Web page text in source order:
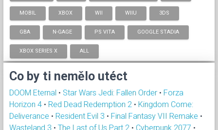
MOBIL XBOX WII WIIU 3DS
GBA N-GAGE PS VITA GOOGLE STADIA
XBOX SERIES X ALL
Co by ti nemělo utéct
DOOM Eternal • Star Wars Jedi: Fallen Order • Forza
Horizon 4 • Red Dead Redemption 2 • Kingdom Come:
Deliverance • Resident Evil 3 • Final Fantasy VII Remake •
Wasteland 3 • The Last of Us Part 2 • Cyberpunk 2077 •